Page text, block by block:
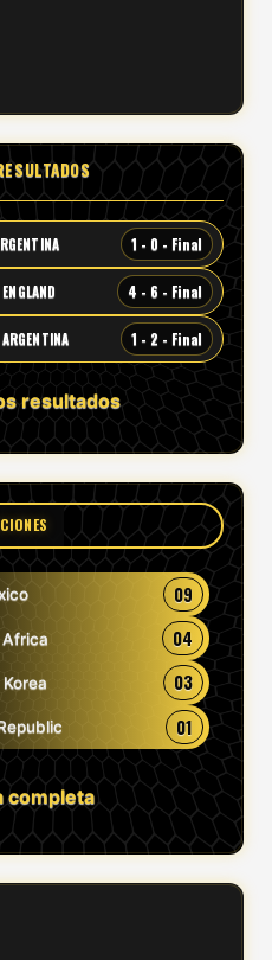
1 - 0 - Final
4 - 6 - Final
1 - 2 - Final
resultados
09
04
03
01
completa